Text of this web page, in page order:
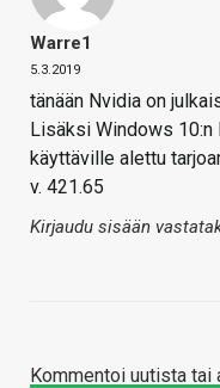
Warre1
5.3.2019
tänään Nvidia on
Lisäksi Windows
käyttäville alettu
v. 421.65
Kirjaudu sisään
Kommentoi uutista